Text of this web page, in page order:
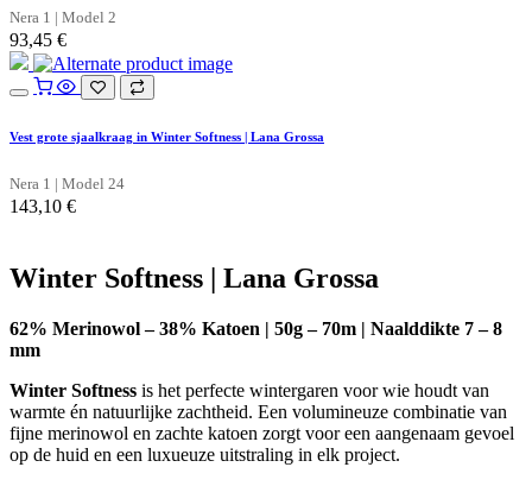
Nera 1 | Model 2
93,45 €
Vest grote sjaalkraag in Winter Softness | Lana Grossa
Nera 1 | Model 24
143,10 €
Winter Softness | Lana Grossa
62% Merinowol – 38% Katoen | 50g – 70m | Naalddikte 7 – 8
mm
Winter Softness is het perfecte wintergaren voor wie houdt van
warmte én natuurlijke zachtheid. Een volumineuze combinatie van
fijne merinowol en zachte katoen zorgt voor een aangenaam gevoel
op de huid en een luxueuze uitstraling in elk project.